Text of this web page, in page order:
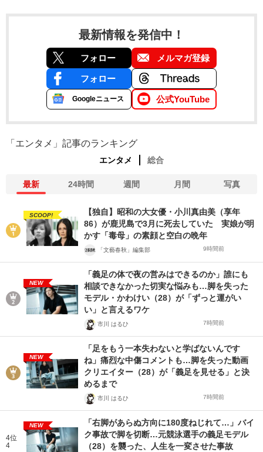
最新情報を発信中！
フォロー メルマガ登録
フォロー
Googleニュース 公式YouTube
「エンタメ」記事のランキング
エンタメ 総合
最新 24時間 週間 月間 写真
SCOOP!
【独自】昭和の大女優・小川真由美（享年
86）が鹿児島で3月に死去していた 実娘が明
かす「毒母」の素顔と空白の晩年
「文藝春秋」編集部 9時間前
NEW
「義足の体で夜の営みはできるのか」誰にも
相談できなかった切実な悩みも…脚を失った
モデル・かわけい（28）が「ずっと運がい
い」と言えるワケ
市川 はるひ 7時間前
NEW
「足をもう一本失わないと学ばないんです
ね」痛烈な中傷コメントも…脚を失った動画
クリエイター（28）が「義足を見せる」と決
めるまで
市川 はるひ 7時間前
4位
4
NEW
「右脚があらぬ方向に180度ねじれて…」バイ
ク事故で脚を切断…元競泳選手の義足モデル
（28）を襲った、人生を一変させた事故